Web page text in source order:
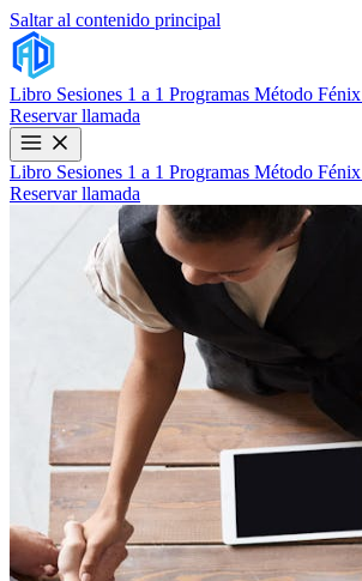
Saltar al contenido principal
Libro Sesiones 1 a 1 Programas Método Fénix
Reservar llamada
Libro Sesiones 1 a 1 Programas Método Fénix
Reservar llamada